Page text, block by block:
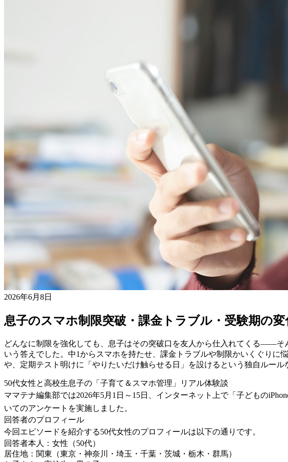
2026年6月8日
息子のスマホ制限突破・課金トラブル・受験期の
どんなに制限を強化しても、息子はその突破口を友人から仕入れてくる——そ
いう答えでした。中1からスマホを持たせ、課金トラブルや制限かいくぐり
や、定期テスト明けに「やりたいだけ触らせる日」を設けるという独自ルー
50代女性と高校生息子の「子育て＆スマホ管理」リアル体験談
ママテナ編集部では2026年5月1日～15日、インターネット上で「子どもの
いてのアンケートを実施しました。
回答者のプロフィール
今回エピソードを紹介する50代女性のプロフィールは以下の通りです。
回答者本人：女性（50代）
居住地：関東（東京・神奈川・埼玉・千葉・茨城・栃木・群馬）